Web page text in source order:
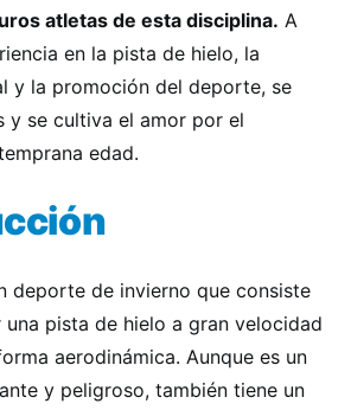
atletas de esta disciplina. A
en la pista de hielo, la
y la promoción del deporte, se
y se cultiva el amor por el
edad.
deporte de invierno que consiste
pista de hielo a gran velocidad
aerodinámica. Aunque es un
y peligroso, también tiene un